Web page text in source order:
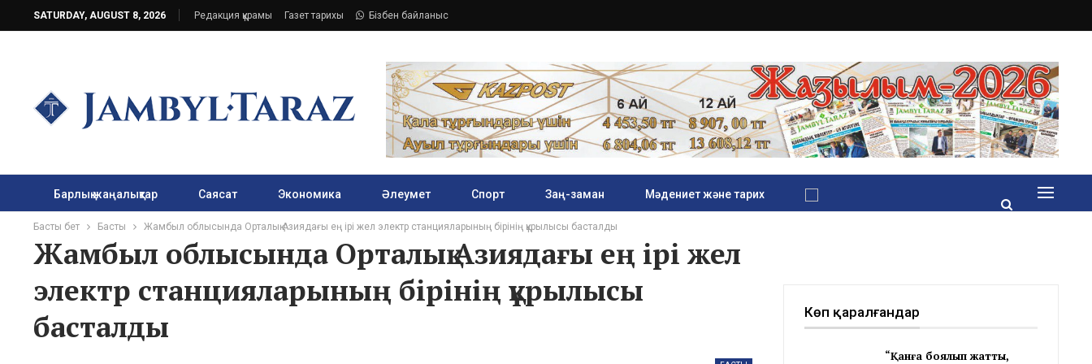
SATURDAY, AUGUST 8, 2026 Редакция құрамы Газет тарихы Бізбен байланыс
Барлық жаңалықтар Саясат Экономика Әлеумет Спорт Заң-заман Мәдениет және тарих
Басты бет Басты Жамбыл облысында Орталық Азиядағы ең ірі жел электр станцияларының бірінің құрылысы басталды
Жамбыл облысында Орталық Азиядағы ең ірі жел
электр станцияларының бірінің құрылысы
басталды
Көп қаралғандар
“Қанға боялып жатты,